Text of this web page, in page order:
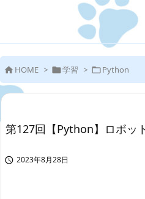
 HOME > 学習 > Python
第127回【Python】ロボッ
 2023年8月28日